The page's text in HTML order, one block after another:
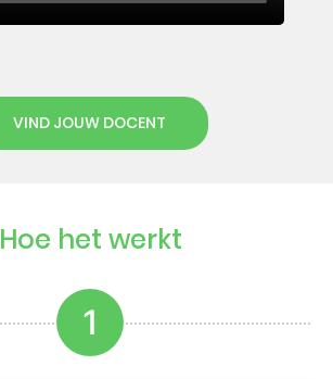
VIND JOUW DOCENT
Hoe het werkt
1